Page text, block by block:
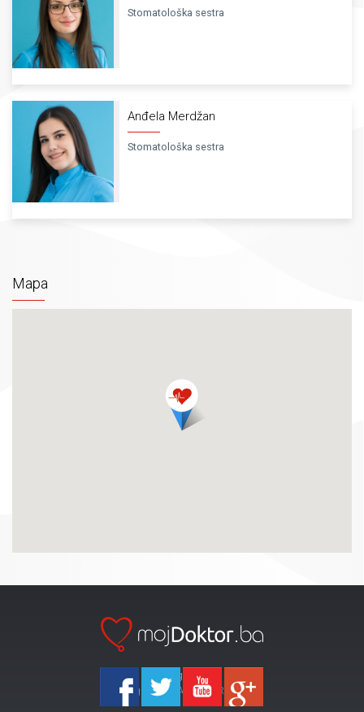
Stomatološka sestra
Anđela Merdžan
Stomatološka sestra
Mapa
Ka-Agencija
Copyright 2026 All Right Reserved